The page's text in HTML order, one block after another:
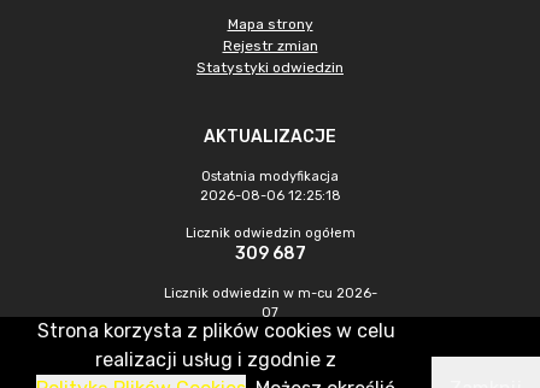
Mapa strony
Rejestr zmian
Statystyki odwiedzin
AKTUALIZACJE
Ostatnia modyfikacja
2026-08-06 12:25:18
Licznik odwiedzin ogółem
309 687
Licznik odwiedzin w m-cu 2026-
07
385
Strona korzysta z plików cookies w celu
realizacji usług i zgodnie z